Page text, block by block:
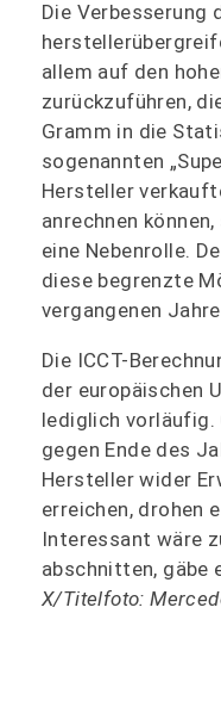
Die Verbesserung
allem auf den
zurückzuführen,
Gramm in die
sogenannten
Hersteller
anrechnen
eine Nebenrolle.
diese begrenzte
vergangenen
Die ICCT-
der europäischen
lediglich vorläufig.
gegen Ende des
Hersteller wider
erreichen, drohen
Interessant wäre
abschnitten, gäbe
X/Titelfoto: